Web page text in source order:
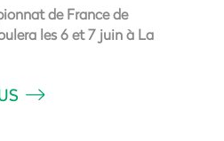
de France de
les 6 et 7 juin à La